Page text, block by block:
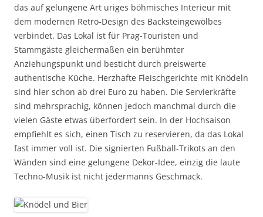
das auf gelungene Art uriges böhmisches Interieur mit
dem modernen Retro-Design des Backsteingewölbes
verbindet. Das Lokal ist für Prag-Touristen und
Stammgäste gleichermaßen ein berühmter
Anziehungspunkt und besticht durch preiswerte
authentische Küche. Herzhafte Fleischgerichte mit Knödeln
sind hier schon ab drei Euro zu haben. Die Servierkräfte
sind mehrsprachig, können jedoch manchmal durch die
vielen Gäste etwas überfordert sein. In der Hochsaison
empfiehlt es sich, einen Tisch zu reservieren, da das Lokal
fast immer voll ist. Die signierten Fußball-Trikots an den
Wänden sind eine gelungene Dekor-Idee, einzig die laute
Techno-Musik ist nicht jedermanns Geschmack.